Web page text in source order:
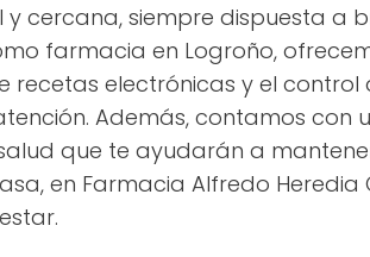
cercana, siempre dispuesta a
farmacia en Logroño,
recetas electrónicas y el
Además, contamos
que te ayudarán a
en Farmacia Alfredo Heredia